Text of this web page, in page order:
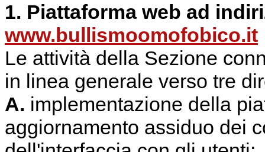
1. Piattaforma web ad
www.bullismoomofobico.it
Le attività della Sezione
in linea generale verso tre
A. implementazione della
aggiornamento assiduo dei